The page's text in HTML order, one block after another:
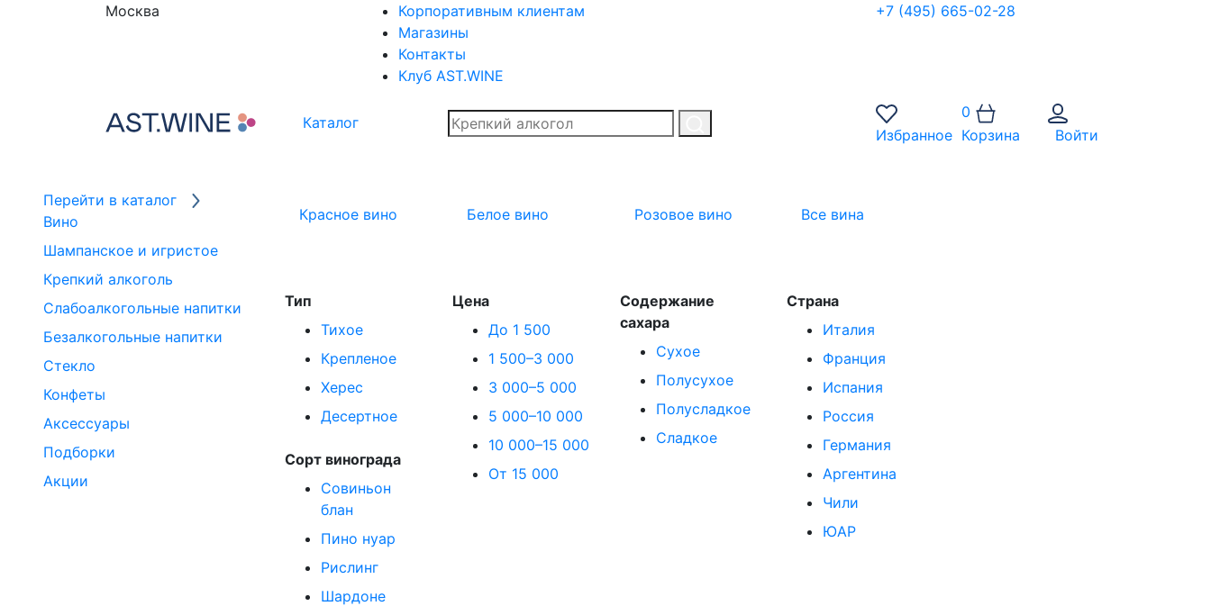
Москва
Корпоративным клиентам
Магазины
Контакты
Клуб AST.WINE
+7 (495) 665-02-28
Каталог
Избранное
0
Корзина
Войти
Перейти в каталог
Вино
Шампанское и игристое
Крепкий алкоголь
Слабоалкогольные напитки
Безалкогольные напитки
Стекло
Конфеты
Аксессуары
Подборки
Акции
Красное вино Белое вино Розовое вино Все вина
Тип
Тихое
Крепленое
Херес
Десертное
Сорт винограда
Совиньон
блан
Пино нуар
Рислинг
Шардоне
Цена
До 1 500
1 500–3 000
3 000–5 000
5 000–10 000
10 000–15 000
От 15 000
Содержание
сахара
Сухое
Полусухое
Полусладкое
Сладкое
Страна
Италия
Франция
Испания
Россия
Германия
Аргентина
Чили
ЮАР